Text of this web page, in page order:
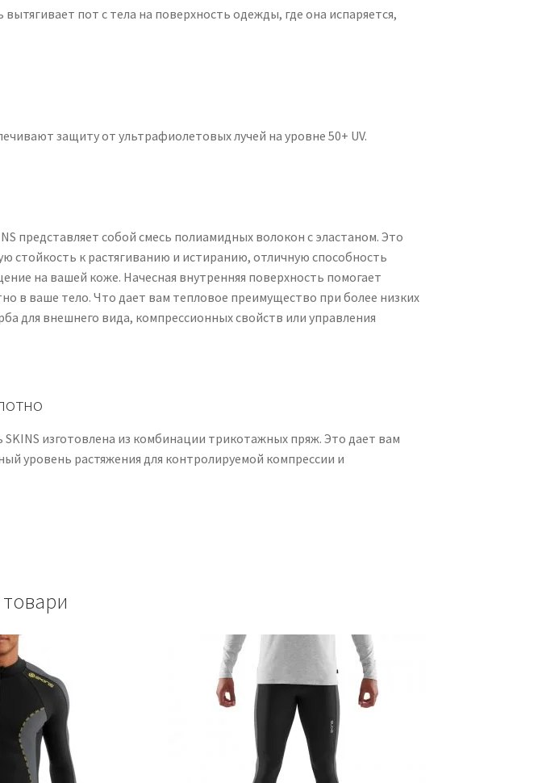
пот с тела на поверхность одежды, где она испаряется,
защиту от ультрафиолетовых лучей на уровне 50+ UV.
представляет собой смесь полиамидных волокон с эластаном. Это
стойкость к растягиванию и истиранию, отличную способность
на вашей коже. Начесная внутренняя поверхность помогает
в ваше тело. Что дает вам тепловое преимущество при более низких
для внешнего вида, компрессионных свойств или управления
SKINS изготовлена ​​из комбинации трикотажных пряж. Это дает вам
уровень растяжения для контролируемой компрессии и
товари